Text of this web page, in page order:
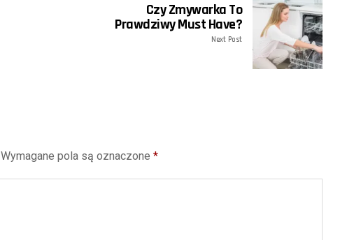
Czy Zmywarka To
Prawdziwy Must Have?
Next Post
Wymagane pola są oznaczone *